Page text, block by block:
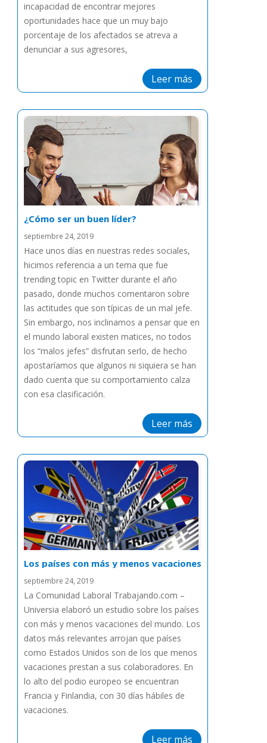
incapacidad de encontrar mejores
oportunidades hace que un muy bajo
porcentaje de los afectados se atreva a
denunciar a sus agresores,
Leer más
¿Cómo ser un buen líder?
septiembre 24, 2019
Hace unos días en nuestras redes sociales,
hicimos referencia a un tema que fue
trending topic en Twitter durante el año
pasado, donde muchos comentaron sobre
las actitudes que son típicas de un mal jefe.
Sin embargo, nos inclinamos a pensar que en
el mundo laboral existen matices, no todos
los “malos jefes” disfrutan serlo, de hecho
apostaríamos que algunos ni siquiera se han
dado cuenta que su comportamiento calza
con esa clasificación.
Leer más
Los países con más y menos vacaciones
septiembre 24, 2019
La Comunidad Laboral Trabajando.com –
Universia elaboró un estudio sobre los países
con más y menos vacaciones del mundo. Los
datos más relevantes arrojan que países
como Estados Unidos son de los que menos
vacaciones prestan a sus colaboradores. En
lo alto del podio europeo se encuentran
Francia y Finlandia, con 30 días hábiles de
vacaciones.
Leer más